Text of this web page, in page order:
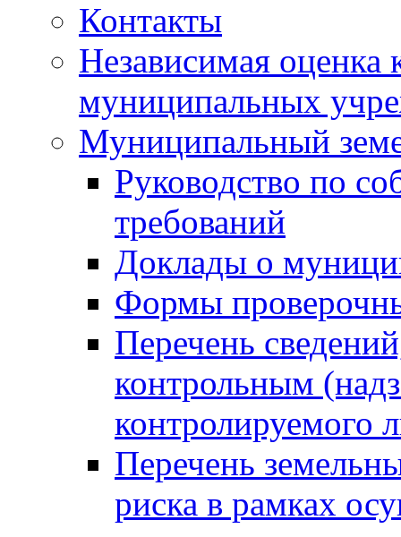
Контакты
Независимая оценка
муниципальных
Муниципальный
Руководство по
требований
Доклады о
Формы
Перечень
контрольным
контролируемого
Перечень
риска в рамках